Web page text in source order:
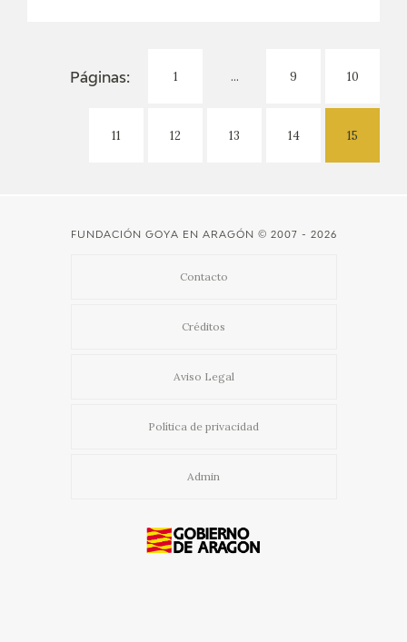
Páginas: 1 ... 9 10
11 12 13 14 15
FUNDACIÓN GOYA EN ARAGÓN © 2007 - 2026
Contacto
Créditos
Aviso Legal
Política de privacidad
Admin